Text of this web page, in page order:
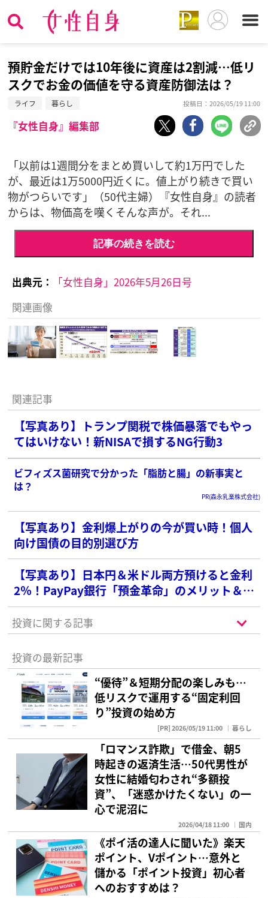
預貯金だけでは10年後に資産は2割減…低リ
スクでお金の価値を守る資産防御法は？
ライフ 暮らし 投稿日：2026/05/19 11:00
『女性自身』編集部
「以前は1週間分をまとめ買いして約1万円でした
が、最近は1万5000円近くに。値上がり続きで買い
物がつらいです」（50代主婦）『女性自身』の読者
からは、物価高を嘆くそんな声が。それ...
記事の続きを読む
出典元：
「女性自身」2026年5月26日号
関連画像
関連記事
【写真あり】トランプ関税で株価暴落でもやっ
てはいけない！新NISAで損するNG行動3
ビフィズス菌研究で分かった「脂肪と腸」の新事実と
は？
PR(森永乳業株式会社)
【写真あり】金利爆上がりの今が買い時！個人
向け国債の目的別選び方
【写真あり】日本円＆米ドル両方預けると金利
2％！PayPay銀行「預金革命」のメリット＆注
意点を荻原博子さんが解説
投資に関する記事
投資の最新記事
“優待”＆短期分配の楽しみも…
低リスクで運用する“固定利回
り”投資の始め方
[PR] 2026/05/19 11:00 暮らし
「ロマンス詐欺」で借金、朝5
時起きの返済生活…50代男性が
女性に結婚匂わされ“多額投
資”、「迷惑かけたくない」の一
心で泥沼に
2026/04/18 11:00 国内
《ポイ活の達人に聞いた》楽天
ポイント、Vポイント…意外と
儲かる「ポイント投資」初心者
へのおすすめは？